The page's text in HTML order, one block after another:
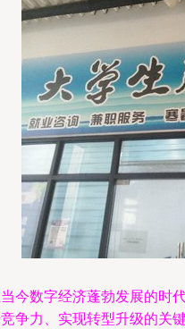
今数字经济蓬勃发展的时
争力、实现转型升级的关